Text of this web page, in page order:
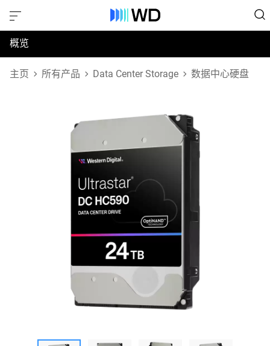
概览
规格
主页 所有产品 Data Center Storage 数据中心硬盘